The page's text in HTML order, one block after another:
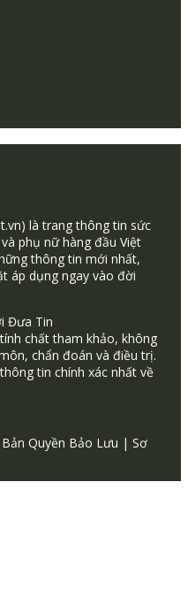
là trang thông tin sức
phụ nữ hàng đầu Việt
thông tin mới nhất,
áp dụng ngay vào đời
Đưa Tin
chất tham khảo, không
chẩn đoán và điều trị.
tin chính xác nhất về
Quyền Bảo Lưu | Sơ